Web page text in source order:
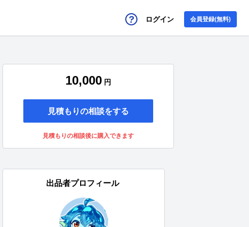
ログイン 会員登録(無料)
10,000 円
見積もりの相談をする
見積もりの相談後に購入できます
出品者プロフィール